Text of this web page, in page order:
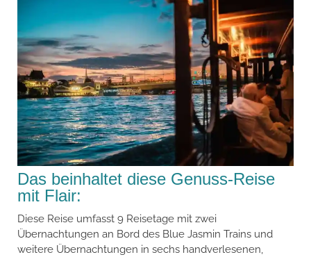
Das beinhaltet diese Genuss-Reise
mit Flair:
Diese Reise umfasst 9 Reisetage mit zwei
Übernachtungen an Bord des Blue Jasmin Trains und
weitere Übernachtungen in sechs handverlesenen,